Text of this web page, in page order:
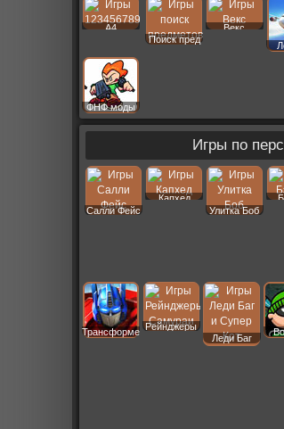
A4
Поиск пред
Векс
ФНФ моды
Игры по
Салли Фейс
Капхед
Улитка Боб
Трансформеры
Рейнджеры
Леди Баг